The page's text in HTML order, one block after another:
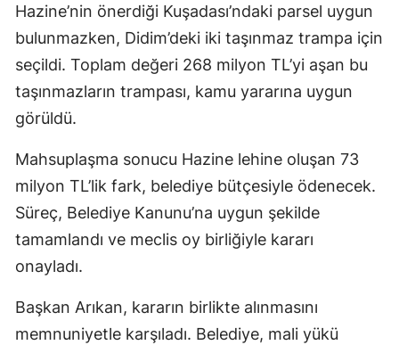
Hazine’nin önerdiği Kuşadası’ndaki parsel uygun
bulunmazken, Didim’deki iki taşınmaz trampa için
seçildi. Toplam değeri 268 milyon TL’yi aşan bu
taşınmazların trampası, kamu yararına uygun
görüldü.
Mahsuplaşma sonucu Hazine lehine oluşan 73
milyon TL’lik fark, belediye bütçesiyle ödenecek.
Süreç, Belediye Kanunu’na uygun şekilde
tamamlandı ve meclis oy birliğiyle kararı
onayladı.
Başkan Arıkan, kararın birlikte alınmasını
memnuniyetle karşıladı. Belediye, mali yükü